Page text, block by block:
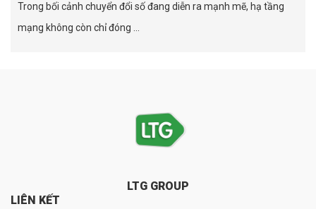
Trong bối cảnh chuyển đổi số đang diễn ra mạnh mẽ, hạ tầng
mạng không còn chỉ đóng ...
LTG GROUP
LIÊN KẾT